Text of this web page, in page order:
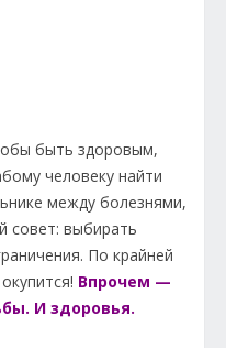
быть здоровым,
человеку найти
между болезнями,
совет: выбирать
По крайней
Впрочем —
И здоровья.